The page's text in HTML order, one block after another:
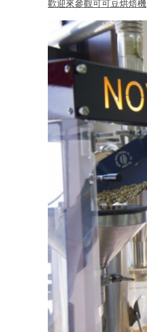
歡迎來參觀可可豆烘焙機